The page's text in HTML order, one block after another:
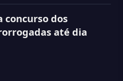
concurso dos
até dia